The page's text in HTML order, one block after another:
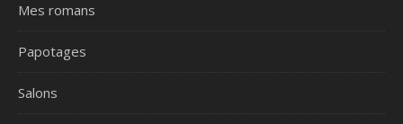
Mes romans
Papotages
Salons